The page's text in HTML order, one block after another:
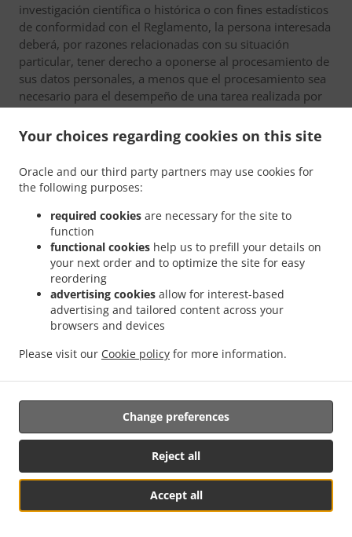
Your choices regarding cookies on this site
Oracle and our third party partners may use cookies for
the following purposes:
required cookies are necessary for the site to
function
functional cookies help us to prefill your details on
your next order and to optimize the site for easy
reordering
advertising cookies allow for interest-based
advertising and tailored content across your
browsers and devices
Please visit our Cookie policy for more information.
Accept all
Reject all
Change preferences
investigación científica o histórica o con fines estadísticos
de conformidad con el Reglamento, la persona interesada
deberá, por razones relacionadas con su situación
particular, tener derecho a oponerse al procesamiento de
sus datos personales, a menos que el procesamiento sea
necesario para el desempeño de una tarea realizada por
15. Proceso de toma de decisiones
automático individual, incluida la
elaboración de perfiles
15.1.
La persona interesada tiene derecho a no estar
sujeta a una decisión basada únicamente en el
procesamiento automático, incluida la creación de
perfiles, que produce efectos legales que la afectan o
afectan de manera significativa y similar.
Las disposiciones del párrafo 15.1. no aplican si la
interesada y un operador;
(b)
está autorizada por la legislación de la Unión o de un
Estado Miembro, que se aplica al Operador y que también
establece medidas apropiadas para proteger los
derechos, libertades e intereses legítimos de la persona
See MENU & Order